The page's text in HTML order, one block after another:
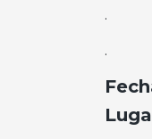
.
.